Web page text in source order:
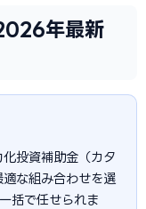
年最新
投資補助金（カタ
な組み合わせを選
括で任せられま